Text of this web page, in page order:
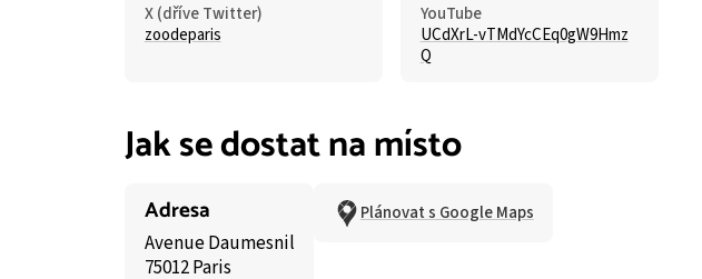
X (dříve Twitter)
zoodeparis
YouTube
UCdXrL-vTMdYcCEq0gW9Hmz
Q
Jak se dostat na místo
Adresa
Avenue Daumesnil
75012 Paris
Plánovat s Google Maps